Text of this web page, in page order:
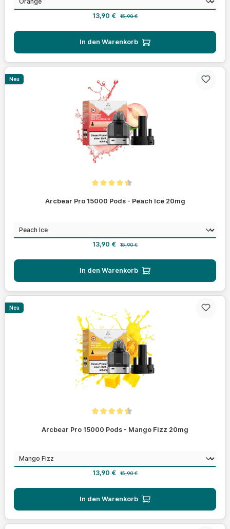
Verkaufspreis:
13,90 € Regulärer Preis:
15,90 €
In den Warenkorb
Neu
Arcbear Pro 15000 Pods - Peach Ice 20mg
Geschmack
Verkaufspreis:
13,90 € 15,90 €
In den Warenkorb
Neu
Arcbear Pro 15000 Pods - Mango Fizz 20mg
Geschmack
Verkaufspreis:
13,90 € 15,90 €
In den Warenkorb